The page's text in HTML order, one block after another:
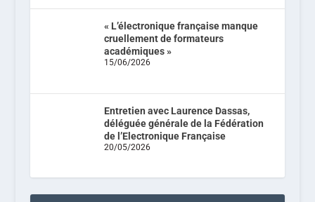
« L’électronique française manque
cruellement de formateurs
académiques »
15/06/2026
Entretien avec Laurence Dassas,
déléguée générale de la Fédération
de l’Electronique Française
20/05/2026